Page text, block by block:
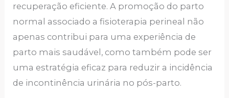
recuperação eficiente. A promoção do parto
normal associado a fisioterapia perineal não
apenas contribui para uma experiência de
parto mais saudável, como também pode ser
uma estratégia eficaz para reduzir a incidência
de incontinência urinária no pós-parto.